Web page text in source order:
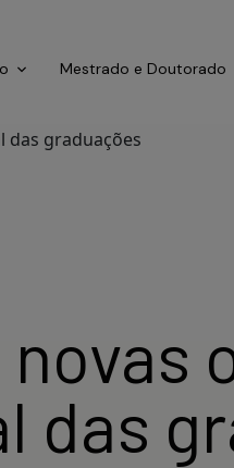
Mestrado e Doutorado
das